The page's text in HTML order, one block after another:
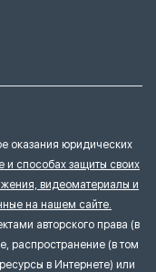
оказания юридических
и способах защиты своих
видеоматериалы и
на нашем сайте.
авторского права (в
распространение (в том
в Интернете) или